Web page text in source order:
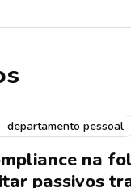
departamento pessoal
na
passivos